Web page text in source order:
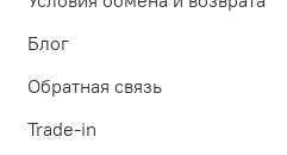
Блог
Обратная связь
Trade-in